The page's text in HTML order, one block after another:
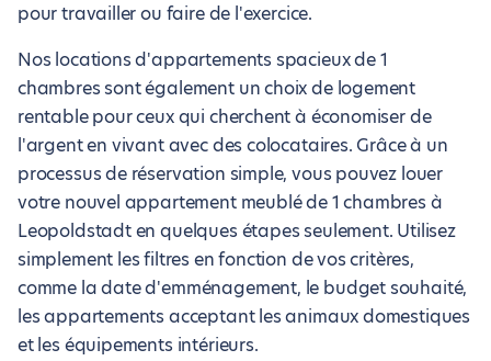
pour travailler ou faire de l'exercice.
Nos locations d'appartements spacieux de 1
chambres sont également un choix de logement
rentable pour ceux qui cherchent à économiser de
l'argent en vivant avec des colocataires. Grâce à un
processus de réservation simple, vous pouvez louer
votre nouvel appartement meublé de 1 chambres à
Leopoldstadt en quelques étapes seulement. Utilisez
simplement les filtres en fonction de vos critères,
comme la date d'emménagement, le budget souhaité,
les appartements acceptant les animaux domestiques
et les équipements intérieurs.